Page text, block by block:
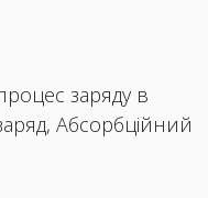
заряду в
Абсорбційний